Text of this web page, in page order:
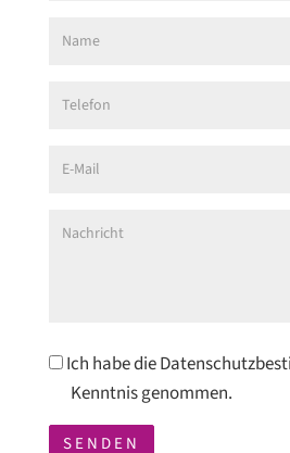
Name
Telefon
E-Mail
Nachricht
Datenschutzbestimmungen
Ich habe die
Kenntnis genommen.